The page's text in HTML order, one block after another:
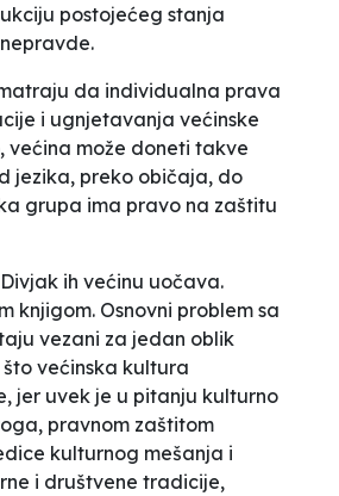
postojećeg stanja
da individualna prava
i ugnjetavanja većinske
većina može doneti takve
jezika, preko običaja, do
grupa ima pravo na zaštitu
ih većinu uočava.
Osnovni problem sa
vezani za jedan oblik
većinska kultura
jer uvek je u pitanju kulturno
pravnom zaštitom
kulturnog mešanja i
i društvene tradicije,